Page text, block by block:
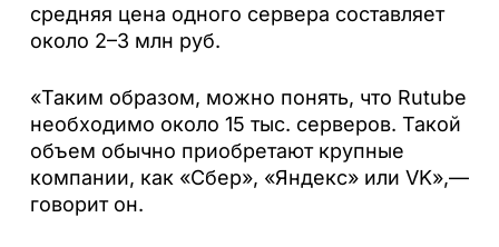
средняя цена одного сервера составляет
около 2–3 млн руб.
«Таким образом, можно понять, что Rutube
необходимо около 15 тыс. серверов. Такой
объем обычно приобретают крупные
компании, как «Сбер», «Яндекс» или VK»,—
говорит он.